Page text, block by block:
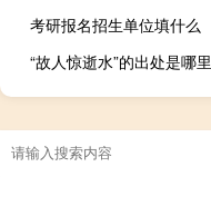
考研报名招生单位填什么
“故人惊逝水”的出处是哪里